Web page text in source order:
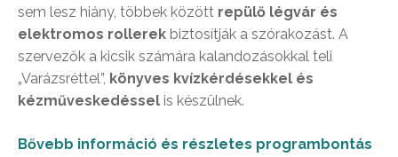
sem lesz hiány, többek között repülő légvár és
elektromos rollerek biztosítják a szórakozást. A
szervezők a kicsik számára kalandozásokkal teli
„Varázsréttel”, könyves kvízkérdésekkel és
kézműveskedéssel is készülnek.
Bővebb információ és részletes programbontás